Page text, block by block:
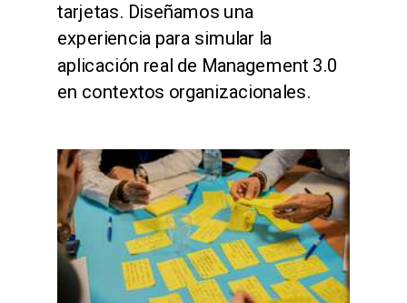
tarjetas. Diseñamos una
experiencia para simular la
aplicación real de Management 3.0
en contextos organizacionales.